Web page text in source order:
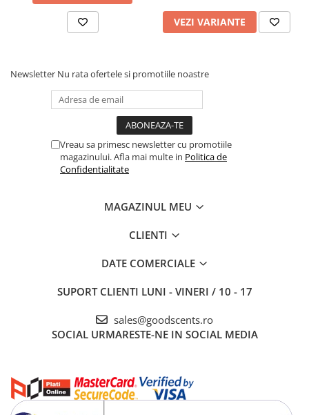
VEZI VARIANTE
Newsletter Nu rata ofertele si promotiile noastre
Vreau sa primesc newsletter cu promotiile
magazinului. Afla mai multe in Politica de
Confidentialitate
MAGAZINUL MEU
CLIENTI
DATE COMERCIALE
SUPORT CLIENTI LUNI - VINERI / 10 - 17
sales@goodscents.ro
SOCIAL URMARESTE-NE IN SOCIAL MEDIA